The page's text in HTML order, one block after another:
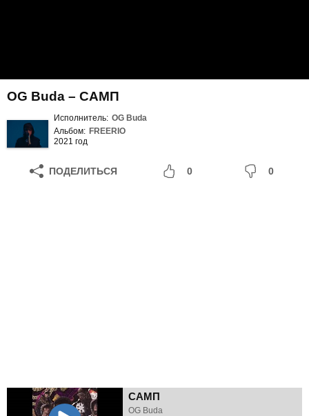
OG Buda – САМП
Исполнитель: OG Buda
Альбом: FREERIO
2021 год
ПОДЕЛИТЬСЯ 0 0
САМП
OG Buda